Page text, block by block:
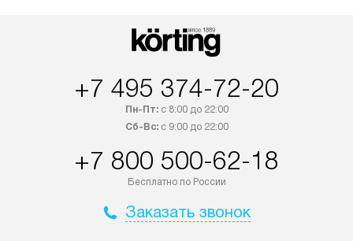
условия доставки и оплаты. Если
товар в наличии, он может быть
трех дней. Доставка в Санкт-
осуществляется через
100% предоплаты мы бесплатно
транспортной компании в городе
На
+7 495 374-72-20
Пн-Пт:с 8:00 до 22:00
Сб-Вс:с 9:00 до 22:00
+7 800 500-62-18
Бесплатно по России
Заказать звонок